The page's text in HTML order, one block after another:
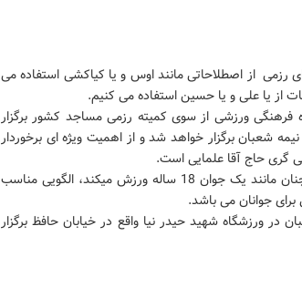
رزمی از اصطلاحاتی مانند اوس و یا کیاکشی استفاده می
از یا علی و یا حسین استفاده می کنیم.
فرهنگی ورزشی از سوی کمیته رزمی مساجد کشور برگزار
شعبان برگزار خواهد شد و از اهمیت ویژه ای برخوردار
گری حاج آقا علمایی است.
این پیشکسوت ورزشهای رزمی که همچنان مانند یک جوان 18 ساله ورزش میکند، الگویی مناسب
جوانان می باشد.
در ورزشگاه شهید حیدر نیا واقع در خیابان حافظ برگزار